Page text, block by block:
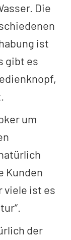
Die
ist
gibt es
um
Kunden
viele ist es
der